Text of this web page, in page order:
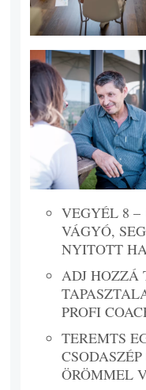
VEGYÉL 8 –
VÁGYÓ,
NYITOTT
ADJ HOZZÁ
PROFI
TEREMTS
ÖRÖMMEL